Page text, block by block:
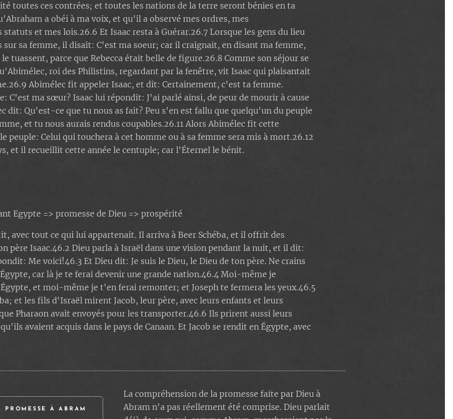
toutes ces contrées; et toutes les nations de la terre seront bénies en ta
a obéi à ma voix, et qu'il a observé mes ordres, mes
et mes lois.26.6 Et Isaac resta à Guérar.26.7 Lorsque les gens du lieu
sur sa femme, il disait: C'est ma soeur; car il craignait, en disant ma femme,
tuassent, parce que Rebecca était belle de figure.26.8 Comme son séjour se
roi des Philistins, regardant par la fenêtre, vit Isaac qui plaisantait
Abimélec fit appeler Isaac, et dit: Certainement, c'est ta femme.
C'est ma sœur? Isaac lui répondit: J'ai parlé ainsi, de peur de mourir à cause
dit: Qu'est-ce que tu nous as fait? Peu s'en est fallu que quelqu'un du peuple
et tu nous aurais rendus coupables.26.11 Alors Abimélec fit cette
peuple: Celui qui touchera à cet homme ou à sa femme sera mis à mort.26.12
et il recueillit cette année le centuple; car l'Éternel le bénit.
Egypte => promesse de Dieu => prospérité
avec tout ce qui lui appartenait. Il arriva à Beer Schéba, et il offrit des
père Isaac.46.2 Dieu parla à Israël dans une vision pendant la nuit, et il dit:
Me voici!46.3 Et Dieu dit: Je suis le Dieu, le Dieu de ton père. Ne crains
car là je te ferai devenir une grande nation.46.4 Moi-même je
et moi-même je t'en ferai remonter; et Joseph te fermera les yeux.46.5
et les fils d'Israël mirent Jacob, leur père, avec leurs enfants et leurs
Pharaon avait envoyés pour les transporter.46.6 Ils prirent aussi leurs
avaient acquis dans le pays de Canaan. Et Jacob se rendit en Égypte, avec
À ABRAM
La compréhension de la promesse faite par Dieu à
Abram n'a pas réellement été comprise. Dieu parlait